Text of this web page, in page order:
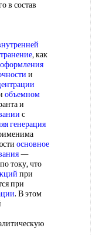
в состав
, как
и
объемном
и
с
генерация
основное
—
по току, что
при
при
. В этом